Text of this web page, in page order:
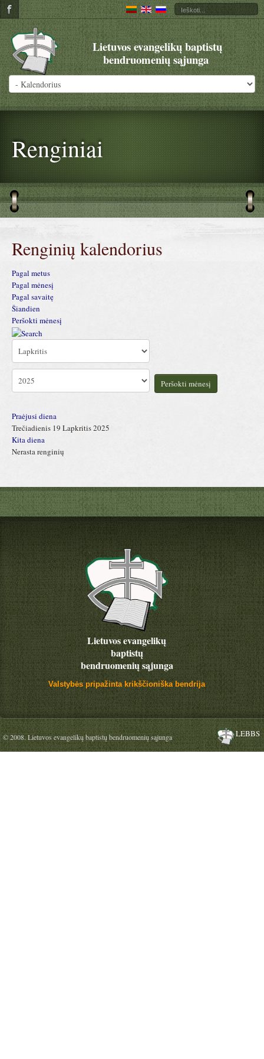
Lietuvos evangelikų baptistų
bendruomenių sąjunga
Renginiai
Renginių kalendorius
Pagal metus
Pagal mėnesį
Pagal savaitę
Šiandien
Peršokti mėnesį
Peršokti mėnesį
Praėjusi diena
Trečiadienis 19 Lapkritis 2025
Kita diena
Nerasta renginių
Lietuvos evangelikų
baptistų
bendruomenių sąjunga
Valstybės pripažinta krikščioniška bendrija
© 2008. Lietuvos evangelikų baptistų bendruomenių sąjunga LEBBS